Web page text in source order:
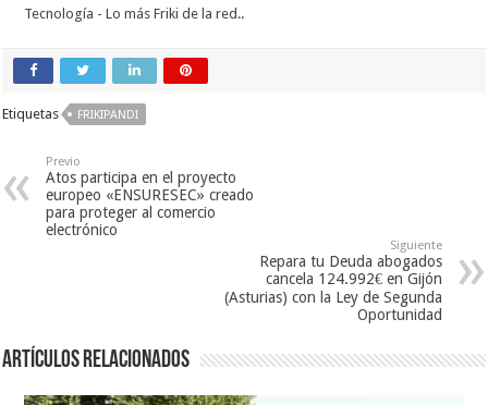
Tecnología - Lo más Friki de la red..
Etiquetas FRIKIPANDI
Previo
Atos participa en el proyecto
europeo «ENSURESEC» creado
para proteger al comercio
electrónico
Siguiente
Repara tu Deuda abogados
cancela 124.992€ en Gijón
(Asturias) con la Ley de Segunda
Oportunidad
Artículos relacionados